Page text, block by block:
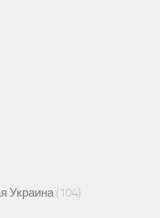
Украина(104)